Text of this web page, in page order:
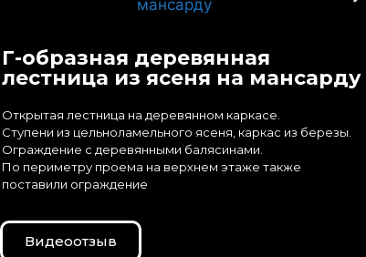
Г-образная деревянная
лестница из ясеня на мансарду
Открытая лестница на деревянном каркасе.
Ступени из цельноламельного ясеня, каркас из березы.
Ограждение с деревянными балясинами.
По периметру проема на верхнем этаже также
поставили ограждение
Видеоотзыв